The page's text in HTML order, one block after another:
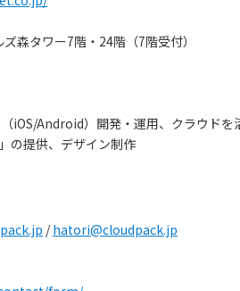
森タワー7階・24階（7階受付）
iOS/Android）開発・運用、クラウドを
の提供、デザイン制作
/hatori@cloudpack.jp